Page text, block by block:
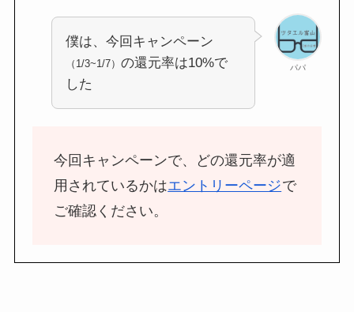
パパ
僕は、今回キャンペーン
（1/3~1/7）の還元率は10%で
した
今回キャンペーンで、どの還元率が適
用されているかはエントリーページで
ご確認ください。